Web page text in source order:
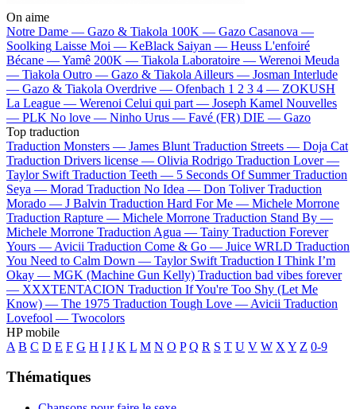
On aime
Notre Dame — Gazo & Tiakola 100K — Gazo Casanova —
Soolking Laisse Moi — KeBlack Saiyan — Heuss L'enfoiré
Bécane —Yamê 200K — Tiakola Laboratoire — Werenoi Meuda
— Tiakola Outro — Gazo & Tiakola Ailleurs — Josman Interlude
— Gazo & Tiakola Overdrive — Ofenbach 1 2 3 4 — ZOKUSH
La League — Werenoi Celui qui part — Joseph Kamel Nouvelles
— PLK No love — Ninho Urus — Favé (FR) DIE — Gazo
Top traduction
Traduction Monsters — James Blunt Traduction Streets — Doja Cat
Traduction Drivers license — Olivia Rodrigo Traduction Lover —
Taylor Swift Traduction Teeth — 5 Seconds Of Summer Traduction
Seya — Morad Traduction No Idea — Don Toliver Traduction
Morado — J Balvin Traduction Hard For Me — Michele Morrone
Traduction Rapture — Michele Morrone Traduction Stand By —
Michele Morrone Traduction Agua — Tainy Traduction Forever
Yours — Avicii Traduction Come & Go — Juice WRLD Traduction
You Need to Calm Down — Taylor Swift Traduction I Think I’m
Okay — MGK (Machine Gun Kelly) Traduction bad vibes forever
— XXXTENTACION Traduction If You're Too Shy (Let Me
Know) — The 1975 Traduction Tough Love — Avicii Traduction
Lovefool — Twocolors
HP mobile
A B C D E F G H I J K L M N O P Q R S T U V W X Y Z 0-9
Thématiques